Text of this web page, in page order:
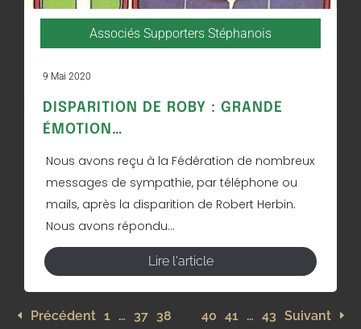
Associés Supporters Stéphanois
9 Mai 2020
DISPARITION DE ROBY : GRANDE
ÉMOTION…
Nous avons reçu à la Fédération de nombreux
messages de sympathie, par téléphone ou
mails, après la disparition de Robert Herbin.
Nous avons répondu...
Lire l'article
Précédent 1 … 37 38 40 41 … 43 Suivant